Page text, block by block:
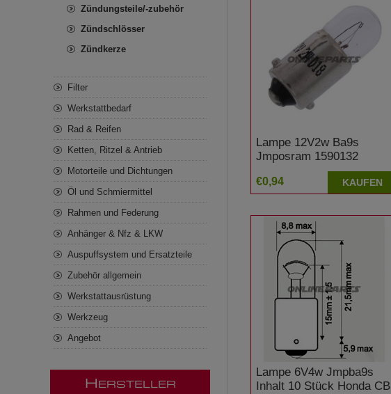
Lampe 12V2w Ba9s
Jmposram 1590132
€0,94 KAUFEN
Lampe 6V4w Jmpba9s
Inhalt 10 Stück Honda CB
Zündungsteile/-zubehör
Zündschlösser
Zündkerze
Filter
Werkstattbedarf
Rad & Reifen
Ketten, Ritzel & Antrieb
Motorteile und Dichtungen
Öl und Schmiermittel
Rahmen und Federung
Anhänger & Nfz & LKW
Auspuffsystem und Ersatzteile
Zubehör allgemein
Werkstattausrüstung
Werkzeug
Angebot
H ERSTELLER